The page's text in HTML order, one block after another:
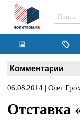
Комментарии
06.08.2014 | Олег
Отставка